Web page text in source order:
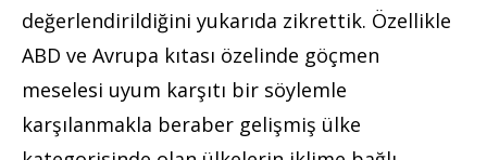
değerlendirildiğini yukarıda zikrettik. Özellikle
ABD ve Avrupa kıtası özelinde göçmen
meselesi uyum karşıtı bir söylemle
karşılanmakla beraber gelişmiş ülke